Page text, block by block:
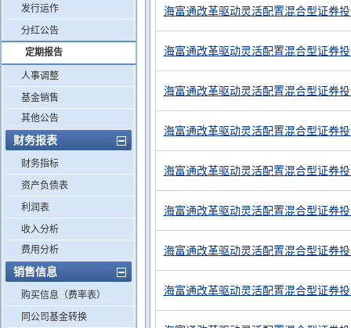
发行运作
分红公告
定期报告
人事调整
基金销售
其他公告
财务报表
财务指标
资产负债表
利润表
收入分析
费用分析
销售信息
购买信息（费率表）
同公司基金转换
海富通改革驱动灵活配置混合型证券
海富通改革驱动灵活配置混合型证券
海富通改革驱动灵活配置混合型证券
海富通改革驱动灵活配置混合型证券
海富通改革驱动灵活配置混合型证券
海富通改革驱动灵活配置混合型证券
海富通改革驱动灵活配置混合型证券
海富通改革驱动灵活配置混合型证券